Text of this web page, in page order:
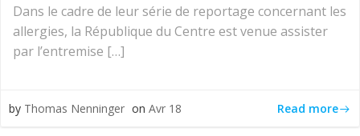
Dans le cadre de leur série de reportage concernant les
allergies, la République du Centre est venue assister
par l’entremise […]
by Thomas Nenninger on Avr 18 Read more